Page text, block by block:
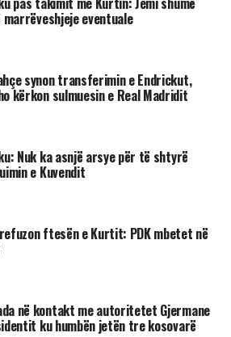
deklaroi Abdixhiku. /Ekonomia
eventuale
synon transferimin e Endrickut,
kërkon sulmuesin e Real Madridit
Nuk ka asnjë arsye për të shtyrë
e Kuvendit
ftesën e Kurtit: PDK mbetet në
në kontakt me autoritetet Gjermane
ku humbën jetën tre kosovarë